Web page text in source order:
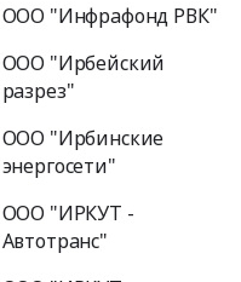
ООО "Инфрафонд РВК"
ООО "Ирбейский
разрез"
ООО "Ирбинские
энергосети"
ООО "ИРКУТ -
Автотранс"